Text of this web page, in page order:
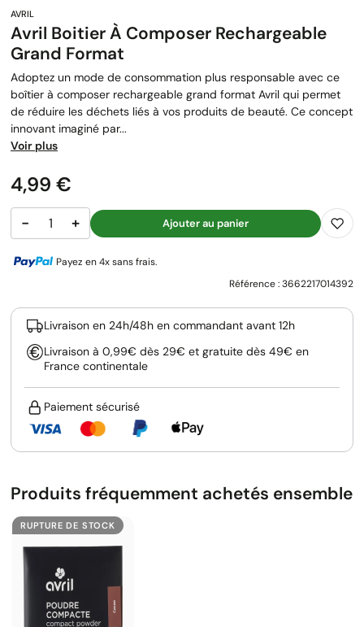
Avril Boitier À Composer Rechargeable
Grand Format
Adoptez un mode de consommation plus responsable avec ce
boîtier à composer rechargeable grand format Avril qui permet
de réduire les déchets liés à vos produits de beauté. Ce concept
innovant imaginé par...
Voir plus
Prix
4,99 €
− + Ajouter au panier
Payez en 4x sans frais.
Référence :3662217014392
Livraison en 24h/48h en commandant avant 12h
Livraison à 0,99€ dès 29€ et gratuite dès 49€ en
France continentale
Paiement sécurisé
Produits fréquemment achetés ensemble
RUPTURE DE STOCK